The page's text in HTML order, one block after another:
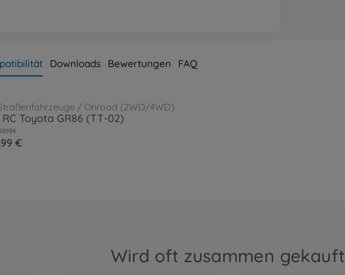
Downloads Bewertungen FAQ
/ Onroad (2WD/4WD)
RC Toyota GR86 (TT-02)
€
Wird oft zusammen gekauft